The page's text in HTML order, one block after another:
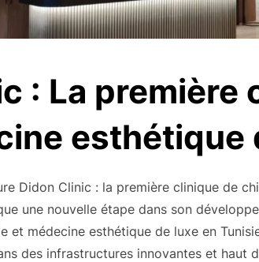
: La
esthétique
Didon Clinic : la première clinique de
une nouvelle étape dans son
et médecine esthétique de luxe en
des infrastructures innovantes et haut